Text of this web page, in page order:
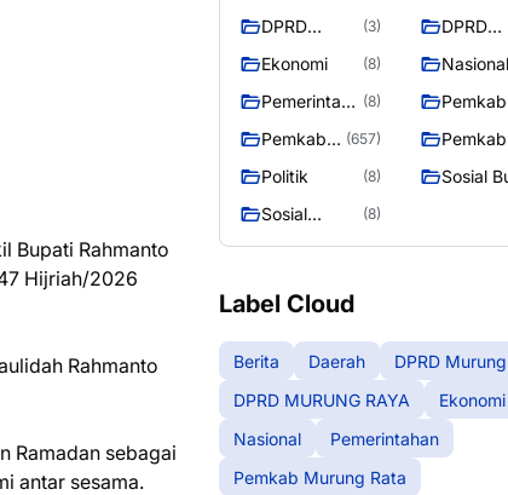
Bupati Rahmanto
Hijriah/2026
Rahmanto
Ramadan sebagai
antar sesama.
DPRD
Raya
(3)
DPRD
RAYA
Ekonomi (8) Nasional
Pemerintaha (8)
Pemkab
Pemkab
Raya
(657)
Pemkab
Politik (8) Sosial
Sosial
(8)
Label Cloud
Berita Daerah
DPRD
DPRD MURUNG RAYA
Ekonomi
Nasional
Pemerintahan
Pemkab Murung Rata